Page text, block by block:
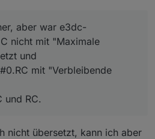
aber war e3dc-
nicht mit "Maximale
und
mit "Verbleibende
und RC.
nicht übersetzt, kann ich aber